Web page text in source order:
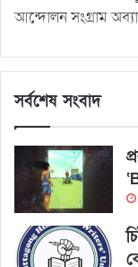
আন্দোলন সংগ্রাম
সর্বশেষ সংবাদ